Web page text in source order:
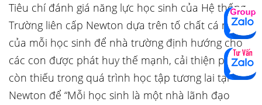
Tiêu chí đánh giá năng lực học sinh của Hệ thống
Trường liên cấp Newton dựa trên tố chất cá nhân
của mỗi học sinh để nhà trường định hướng cho
các con được phát huy thế mạnh, cải thiện phần
còn thiếu trong quá trình học tập tương lai tại
Newton để “Mỗi học sinh là một nhà lãnh đạo